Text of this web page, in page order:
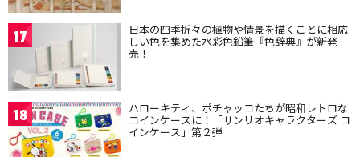
17 日本の四季折々の植物や情景を描くことに相応
しい色を集めた水彩色鉛筆『色辞典』が新発
売！
18 ハローキティ、ポチャッコたちが昭和レトロな
コインケースに！「サンリオキャラクターズ コ
インケース」第２弾